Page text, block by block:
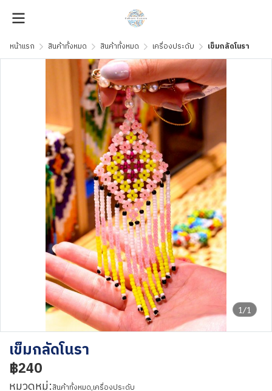
หน้าแรก สินค้าทั้งหมด สินค้าทั้งหมด เครื่องประดับ เข็มกลัดโนรา
1/1
เข็มกลัดโนรา
฿240
หมวดหมู่:สินค้าทั้งหมด,เครื่องประดับ